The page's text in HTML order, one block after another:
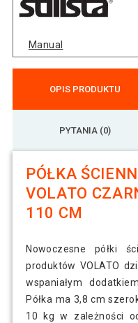
połysk
połysk
Manual
OPIS PRODUKTU
PYTANIA (0)
PÓŁKA
VOLATO
110 CM
Nowoczesne półki
produktów VOLATO
wspaniałym
Półka ma 3,8 cm
10 kg w zależności